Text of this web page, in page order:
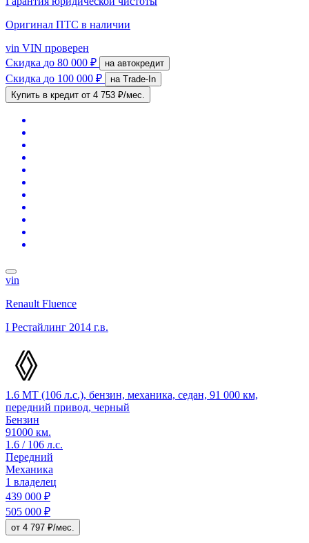
Оригинал ПТС в наличии
vin VIN проверен
Скидка до 80 000 ₽ на автокредит
Скидка до 100 000 ₽
на Trade-In
Купить в кредит от 4 753 ₽/мес.
vin
Renault Fluence
I Рестайлинг 2014 г.в.
1.6 MT (106 л.с.), бензин, механика, седан, 91 000 км,
передний привод, черный
Бензин
91000 км.
1.6 / 106 л.с.
Передний
Механика
1 владелец
439 000 ₽
505 000 ₽
от 4 797 ₽/мес.